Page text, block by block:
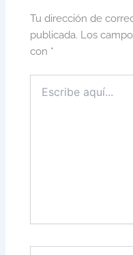
Tu dirección de
publicada. Los
con *
aquí...